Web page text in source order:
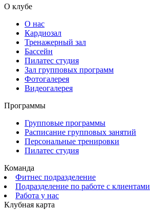
О клубе
О нас
Кардиозал
Тренажерный зал
Бассейн
Пилатес студия
Зал групповых программ
Фотогалерея
Видеогалерея
Программы
Групповые программы
Расписание групповых занятий
Персональные тренировки
Пилатес студия
Команда
Фитнес подразделение
Подразделение по работе с клиентами
Работа у нас
Клубная карта